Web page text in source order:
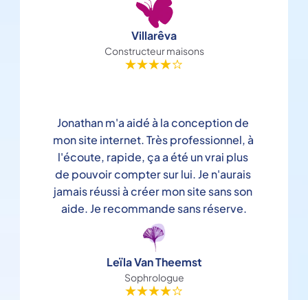
Villarêva
Constructeur maisons
Jonathan m'a aidé à la conception de
mon site internet. Très professionnel, à
l'écoute, rapide, ça a été un vrai plus
de pouvoir compter sur lui. Je n'aurais
jamais réussi à créer mon site sans son
aide. Je recommande sans réserve.
Leïla Van Theemst
Sophrologue